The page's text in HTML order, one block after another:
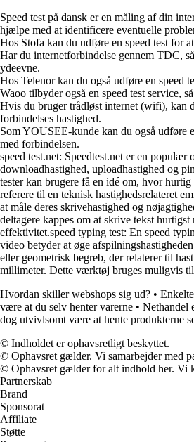
Speed test på dansk er en måling af din
hjælpe med at identificere eventuelle
Hos Stofa kan du udføre en speed test for
Har du internetforbindelse gennem TDC,
ydeevne.
Hos Telenor kan du også udføre en speed
Waoo tilbyder også en speed test service,
Hvis du bruger trådløst internet (wifi), kan
forbindelses hastighed.
Som YOUSEE-kunde kan du også udføre
med forbindelsen.
speed test.net: Speedtest.net er en populær
downloadhastighed, uploadhastighed og
tester kan brugere få en idé om, hvor
referere til en teknisk hastighedsrelateret
at måle deres skrivehastighed og
deltagere kappes om at skrive tekst
effektivitet.speed typing test: En speed
video betyder at øge
eller geometrisk begreb, der relaterer til
millimeter. Dette værktøj bruges muligvis
Hvordan skiller webshops sig ud? •
være at du selv henter varerne • Nethandel
dog utvivlsomt være at hente produkterne
© Indholdet er ophavsretligt beskyttet.
© Ophavsret gælder. Vi samarbejder med
© Ophavsret gælder for alt indhold her. Vi
Partnerskab
Brand
Sponsorat
Affiliate
Støtte